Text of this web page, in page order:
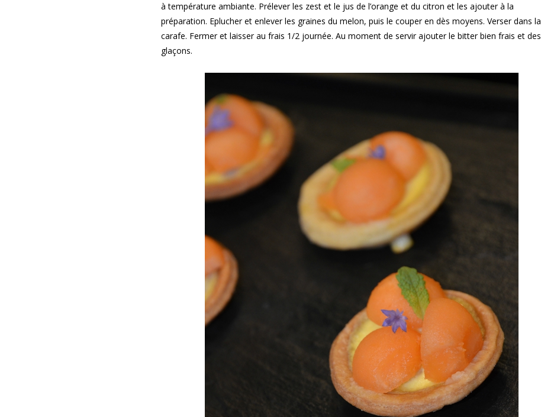
à température ambiante. Prélever les zest et le jus de l’orange et du citron et les ajouter à la
préparation. Eplucher et enlever les graines du melon, puis le couper en dès moyens. Verser dans la
carafe. Fermer et laisser au frais 1/2 journée. Au moment de servir ajouter le bitter bien frais et des
glaçons.